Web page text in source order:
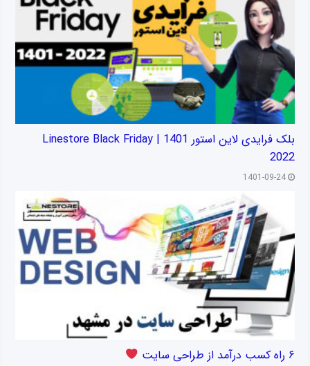
بلک فرایدی لاین استور 1401 | Linestore Black Friday
2022
1401-09-24
۶ راه کسب درآمد از طراحی سایت